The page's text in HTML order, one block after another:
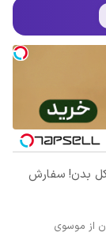
بدن! سفارش
از موسوی